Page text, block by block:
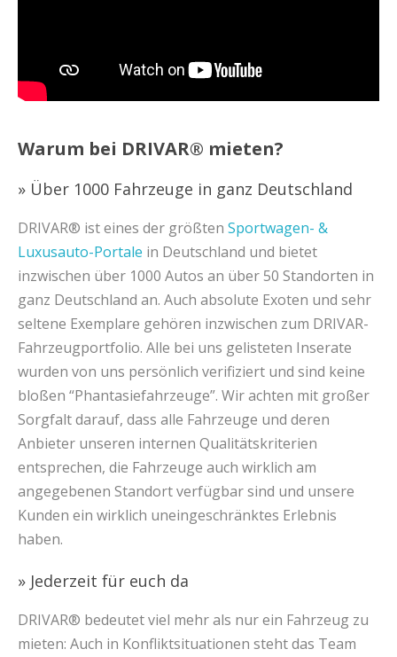
Warum bei DRIVAR® mieten?
» Über 1000 Fahrzeuge in ganz Deutschland
DRIVAR® ist eines der größten Sportwagen- &
Luxusauto-Portale in Deutschland und bietet
inzwischen über 1000 Autos an über 50 Standorten in
ganz Deutschland an. Auch absolute Exoten und sehr
seltene Exemplare gehören inzwischen zum DRIVAR-
Fahrzeugportfolio. Alle bei uns gelisteten Inserate
wurden von uns persönlich verifiziert und sind keine
bloßen “Phantasiefahrzeuge”. Wir achten mit großer
Sorgfalt darauf, dass alle Fahrzeuge und deren
Anbieter unseren internen Qualitätskriterien
entsprechen, die Fahrzeuge auch wirklich am
angegebenen Standort verfügbar sind und unsere
Kunden ein wirklich uneingeschränktes Erlebnis
haben.
» Jederzeit für euch da
DRIVAR® bedeutet viel mehr als nur ein Fahrzeug zu
mieten: Auch in Konfliktsituationen steht das Team